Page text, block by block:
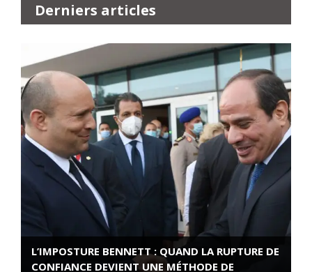
Derniers articles
L’IMPOSTURE BENNETT : QUAND LA RUPTURE DE
CONFIANCE DEVIENT UNE MÉTHODE DE